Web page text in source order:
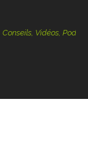
Vidéos, Podcasts – 100